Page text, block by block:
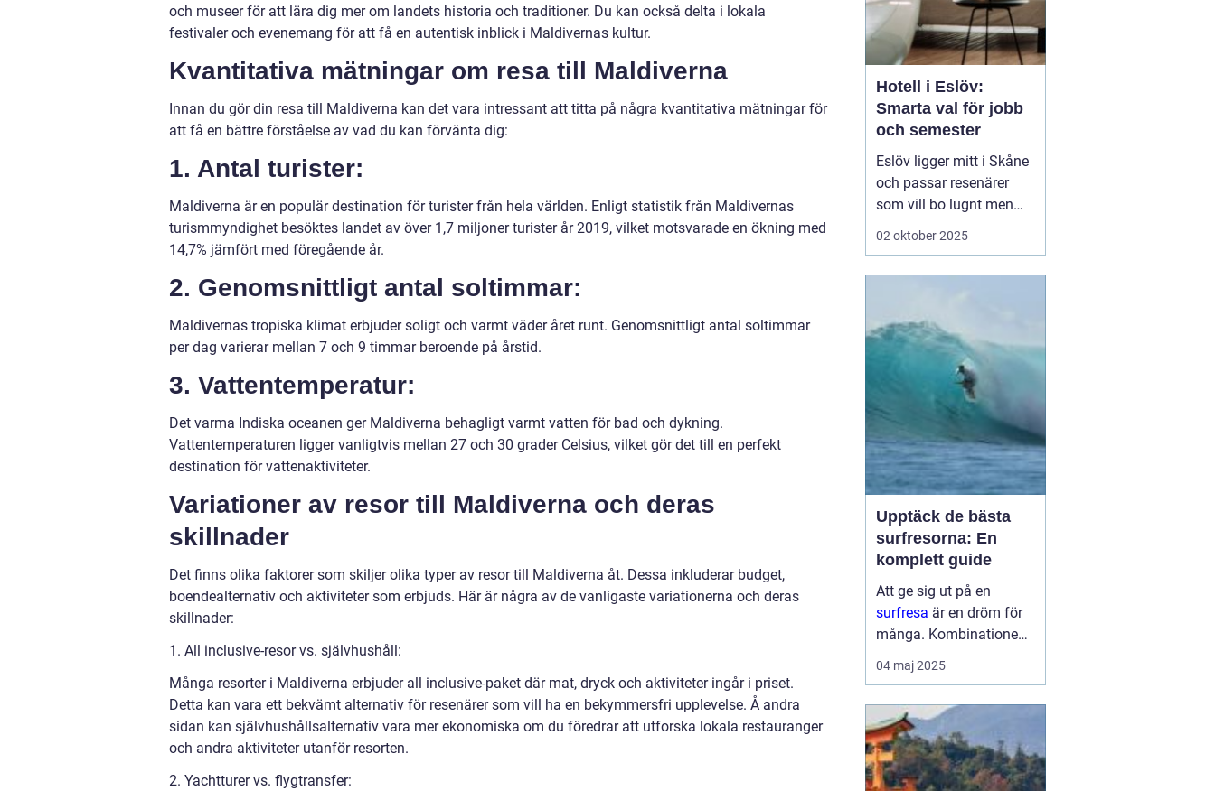
och museer för att lära dig mer om landets historia och traditioner. Du kan också delta i lokala
festivaler och evenemang för att få en autentisk inblick i Maldivernas kultur.
Kvantitativa mätningar om resa till Maldiverna
Innan du gör din resa till Maldiverna kan det vara intressant att titta på några kvantitativa mätningar för
att få en bättre förståelse av vad du kan förvänta dig:
1. Antal turister:
Maldiverna är en populär destination för turister från hela världen. Enligt statistik från Maldivernas
turismmyndighet besöktes landet av över 1,7 miljoner turister år 2019, vilket motsvarade en ökning med
14,7% jämfört med föregående år.
2. Genomsnittligt antal soltimmar:
Maldivernas tropiska klimat erbjuder soligt och varmt väder året runt. Genomsnittligt antal soltimmar
per dag varierar mellan 7 och 9 timmar beroende på årstid.
3. Vattentemperatur:
Det varma Indiska oceanen ger Maldiverna behagligt varmt vatten för bad och dykning.
Vattentemperaturen ligger vanligtvis mellan 27 och 30 grader Celsius, vilket gör det till en perfekt
destination för vattenaktiviteter.
Variationer av resor till Maldiverna och deras
skillnader
Det finns olika faktorer som skiljer olika typer av resor till Maldiverna åt. Dessa inkluderar budget,
boendealternativ och aktiviteter som erbjuds. Här är några av de vanligaste variationerna och deras
skillnader:
1. All inclusive-resor vs. självhushåll:
Många resorter i Maldiverna erbjuder all inclusive-paket där mat, dryck och aktiviteter ingår i priset.
Detta kan vara ett bekvämt alternativ för resenärer som vill ha en bekymmersfri upplevelse. Å andra
sidan kan självhushållsalternativ vara mer ekonomiska om du föredrar att utforska lokala restauranger
och andra aktiviteter utanför resorten.
2. Yachtturer vs. flygtransfer:
Hotell i Eslöv:
Smarta val för jobb
och semester
Eslöv ligger mitt i Skåne
och passar resenärer
som vill bo lugnt men
röra sig snabbt mellan
alterna...
02 oktober 2025
Upptäck de bästa
surfresorna: En
komplett guide
Att ge sig ut på en
surfresa är en dröm för
många. Kombinationen
av sol, hav och den
adrenalinpumpande
den perfekta vågen är
svårs...
04 maj 2025